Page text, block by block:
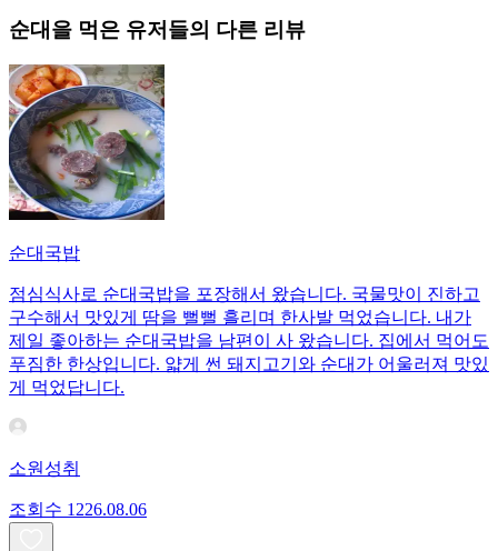
순대 을 먹은 유저들의 다른 리뷰
순대국밥
점심식사로 순대국밥을 포장해서 왔습니다. 국물맛이 진하고
구수해서 맛있게 땀을 뻘뻘 흘리며 한사발 먹었습니다. 내가
제일 좋아하는 순대국밥을 남편이 사 왔습니다. 집에서 먹어도
푸짐한 한상입니다. 얇게 썬 돼지고기와 순대가 어울러져 맛있
게 먹었답니다.
소원성취
조회수 1226.08.06